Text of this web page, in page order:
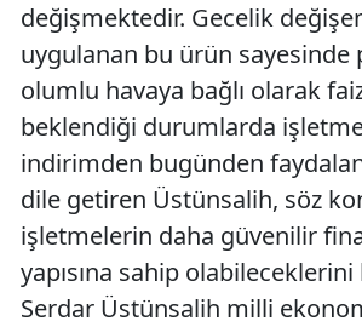
değişmektedir. Gecelik
uygulanan bu ürün sayesinde
olumlu havaya bağlı olarak
beklendiği durumlarda
indirimden bugünden
dile getiren Üstünsalih, söz
işletmelerin daha güvenilir
yapısına sahip
Serdar Üstünsalih milli